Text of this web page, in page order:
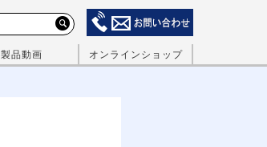
製品動画 オンラインショップ